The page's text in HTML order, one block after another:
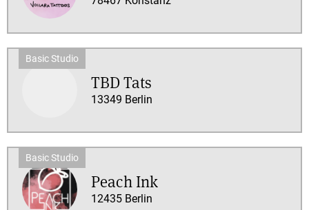
TBD Tats
13349 Berlin
Peach Ink
12435 Berlin